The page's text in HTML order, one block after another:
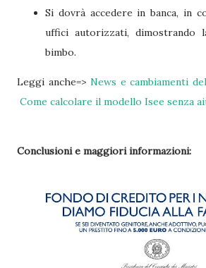
Si dovrà accedere in banca, in
uffici autorizzati, dimostrando
bimbo.
Leggi anche=> News e cambiamenti
Come calcolare il modello Isee senza
Conclusioni e maggiori informazioni: